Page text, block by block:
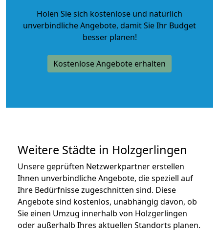
Holen Sie sich kostenlose und natürlich
unverbindliche Angebote, damit Sie Ihr Budget
besser planen!
Kostenlose Angebote erhalten
Weitere Städte in Holzgerlingen
Unsere geprüften Netzwerkpartner erstellen
Ihnen unverbindliche Angebote, die speziell auf
Ihre Bedürfnisse zugeschnitten sind. Diese
Angebote sind kostenlos, unabhängig davon, ob
Sie einen Umzug innerhalb von Holzgerlingen
oder außerhalb Ihres aktuellen Standorts planen.